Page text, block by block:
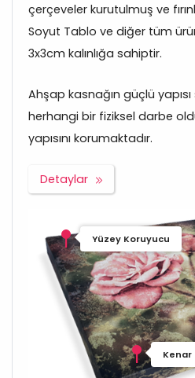
çerçeveler kurutulmuş ve
Soyut Tablo ve diğer tüm
3x3cm kalınlığa sahiptir.
Ahşap kasnağın güçlü
herhangi bir fiziksel darbe
yapısını korumaktadır.
Detaylar
Yüzey Koruyucu
Kenar